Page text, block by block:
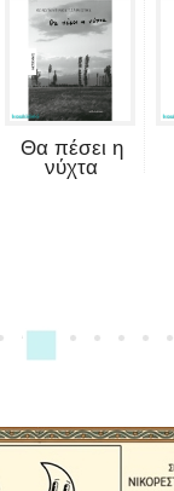
Θα πέσει η
νύχτα